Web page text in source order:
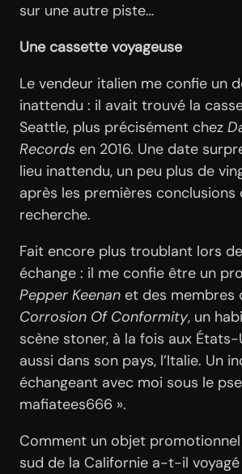
sur une autre piste…
Une cassette voyageuse
Le vendeur italien me confie un
inattendu : il avait trouvé la
Seattle, plus précisément chez
Records en 2016. Une date
lieu inattendu, un peu plus de
après les premières conclusions
recherche.
Fait encore plus troublant lors
échange : il me confie être un
Pepper Keenan et des membres
Corrosion Of Conformity, un
scène stoner, à la fois aux États-
aussi dans son pays, l’Italie. Un
échangeant avec moi sous le
mafiatees666 ».
Comment un objet
sud de la Californie a-t-il